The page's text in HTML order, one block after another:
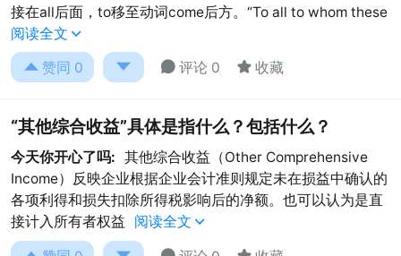
接在all后面，to移至动词come后方。“To all to whom these
阅读全文 
 赞同 0   评论 0  收藏
“其他综合收益”具体是指什么？包括什么？
今天你开心了吗: 其他综合收益（Other Comprehensive
Income）反映企业根据企业会计准则规定未在损益中确认的
各项利得和损失扣除所得税影响后的净额。也可以认为是直
接计入所有者权益
阅读全文 